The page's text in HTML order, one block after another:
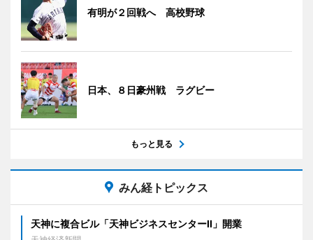
有明が２回戦へ 高校野球
日本、８日豪州戦 ラグビー
もっと見る
みん経トピックス
天神に複合ビル「天神ビジネスセンターII」開業